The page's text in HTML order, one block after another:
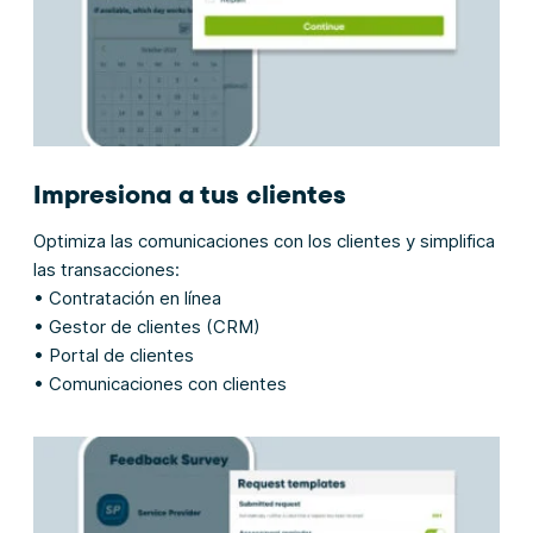
Impresiona a tus clientes
Optimiza las comunicaciones con los clientes y simplifica
las transacciones:
• Contratación en línea
• Gestor de clientes (CRM)
• Portal de clientes
• Comunicaciones con clientes